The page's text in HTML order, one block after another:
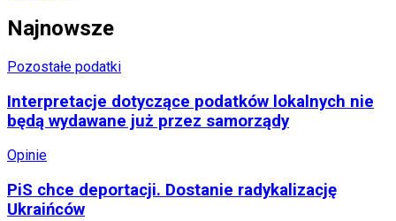
Najnowsze
Pozostałe podatki
Interpretacje dotyczące podatków lokalnych nie
będą wydawane już przez samorządy
Opinie
PiS chce deportacji. Dostanie radykalizację
Ukraińców